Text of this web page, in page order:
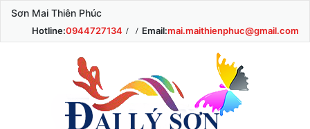
Sơn Mai Thiên Phúc
Hotline:0944727134 Email:mai.maithienphuc@gmail.com